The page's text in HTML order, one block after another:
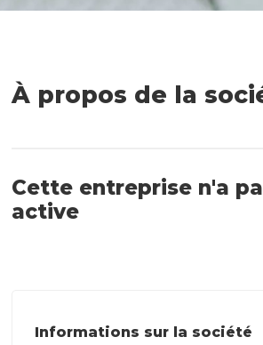
À propos de la
Cette entreprise n'a
active
Informations sur la société